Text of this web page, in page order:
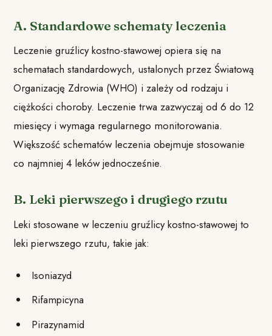
A. Standardowe schematy leczenia
Leczenie gruźlicy kostno-stawowej opiera się na
schematach standardowych, ustalonych przez Światową
Organizację Zdrowia (WHO) i zależy od rodzaju i
ciężkości choroby. Leczenie trwa zazwyczaj od 6 do 12
miesięcy i wymaga regularnego monitorowania.
Większość schematów leczenia obejmuje stosowanie
co najmniej 4 leków jednocześnie.
B. Leki pierwszego i drugiego rzutu
Leki stosowane w leczeniu gruźlicy kostno-stawowej to
leki pierwszego rzutu, takie jak:
Isoniazyd
Rifampicyna
Pirazynamid